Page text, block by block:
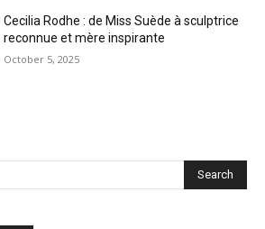
Cecilia Rodhe : de Miss Suède à sculptrice
reconnue et mère inspirante
October 5, 2025
Search